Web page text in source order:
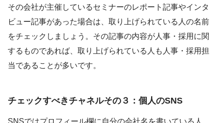
その会社が主催しているセミナーのレポート記事やインタ
ビュー記事があった場合は、取り上げられている人の名前
をチェックしましょう。その記事の内容が人事・採用に関
するものであれば、取り上げられている人も人事・採用担
当であることが多いです。
チェックすべきチャネルその３：個人のSNS